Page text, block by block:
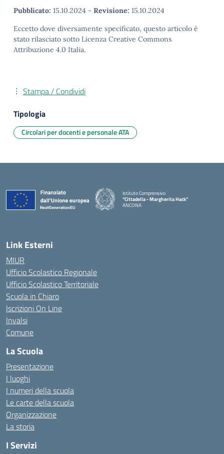
Pubblicato: 15.10.2024 - Revisione: 15.10.2024
Eccetto dove diversamente specificato, questo articolo è
stato rilasciato sotto Licenza Creative Commons
Attribuzione 4.0 Italia.
Stampa / Condividi
Tipologia
Circolari per docenti e personale ATA
Istituto Comprensivo
“Cittadella - Margherita Hack”
ANCONA
Link Esterni
MIUR
Ufficio Scolastico Regionale
Ufficio Scolastico Territoriale
Scuola in Chiaro
Iscrizioni On Line
Invalsi
Comune
La Scuola
Presentazione
I luoghi
I numeri della scuola
Le carte della scuola
Organizzazione
La storia
I Servizi